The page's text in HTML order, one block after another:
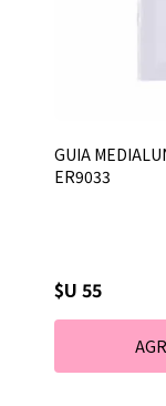
GUIA
ER9033
$U 55